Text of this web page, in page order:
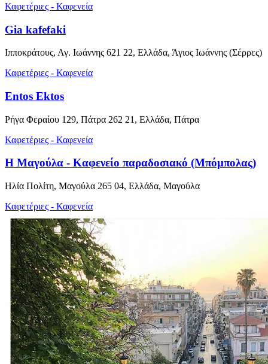
Καφετέριες - Καφενεία
Gia kafefaki
Ιπποκράτους, Αγ. Ιωάννης 621 22, Ελλάδα, Άγιος Ιωάννης (Σέρρες)
Καφετέριες - Καφενεία
Entos Ektos
Ρήγα Φεραίου 129, Πάτρα 262 21, Ελλάδα, Πάτρα
Καφετέριες - Καφενεία
Η Μαγούλα - Καφενείο παραδοσιακό (Μπόμπολας)
Ηλία Πολίτη, Μαγούλα 265 04, Ελλάδα, Μαγούλα
Καφετέριες - Καφενεία